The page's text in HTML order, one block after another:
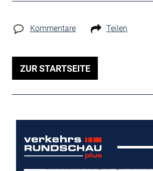
Kommentare Teilen
ZUR STARTSEITE